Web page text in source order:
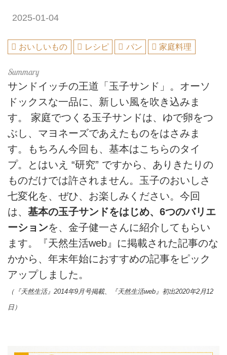
2025-01-04
おいしいもの レシピ パン 家庭料理
サンドイッチの王道「玉子サンド」。オーソ
ドックスな一品に、新しい風を吹き込みま
す。 家庭でつくる玉子サンドは、ゆで卵をつ
ぶし、マヨネーズであえたものをはさみま
す。もちろん今回も、基本はこちらのタイ
プ。とはいえ “研究” ですから、ありきたりの
ものだけでは許されません。玉子のおいしさ
七変化を、ぜひ、お楽しみください。今回
は、 基本の玉子サンドをはじめ、6つのバリエ
ーションを、金子健一さんに紹介してもらい
ます。『天然生活web』に掲載された記事のな
かから、年末年始におすすめの記事をピック
アップしました。
（『天然生活』2014年9月号掲載、『天然生活web』初出2020年2月12
日）